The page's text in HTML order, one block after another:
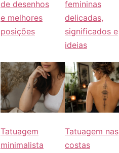
de desenhos
e melhores
posições
femininas
delicadas,
significados e
ideias
Tatuagem
minimalista
Tatuagem nas
costas